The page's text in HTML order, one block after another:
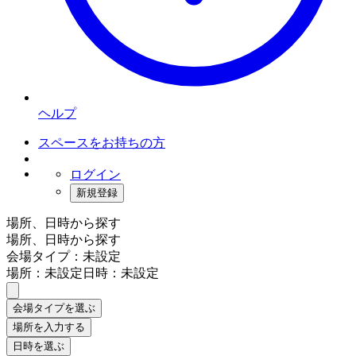
ヘルプ
スペースをお持ちの方
ログイン
新規登録
場所、日時から探す
場所、日時から探す
会場タイプ：未設定
場所：未設定日時：未設定
会場タイプを選ぶ
場所を入力する
日時を選ぶ